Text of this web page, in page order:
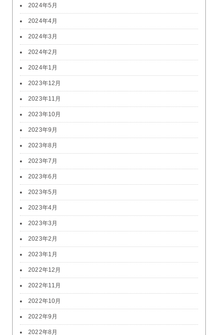
2024年5月
2024年4月
2024年3月
2024年2月
2024年1月
2023年12月
2023年11月
2023年10月
2023年9月
2023年8月
2023年7月
2023年6月
2023年5月
2023年4月
2023年3月
2023年2月
2023年1月
2022年12月
2022年11月
2022年10月
2022年9月
2022年8月